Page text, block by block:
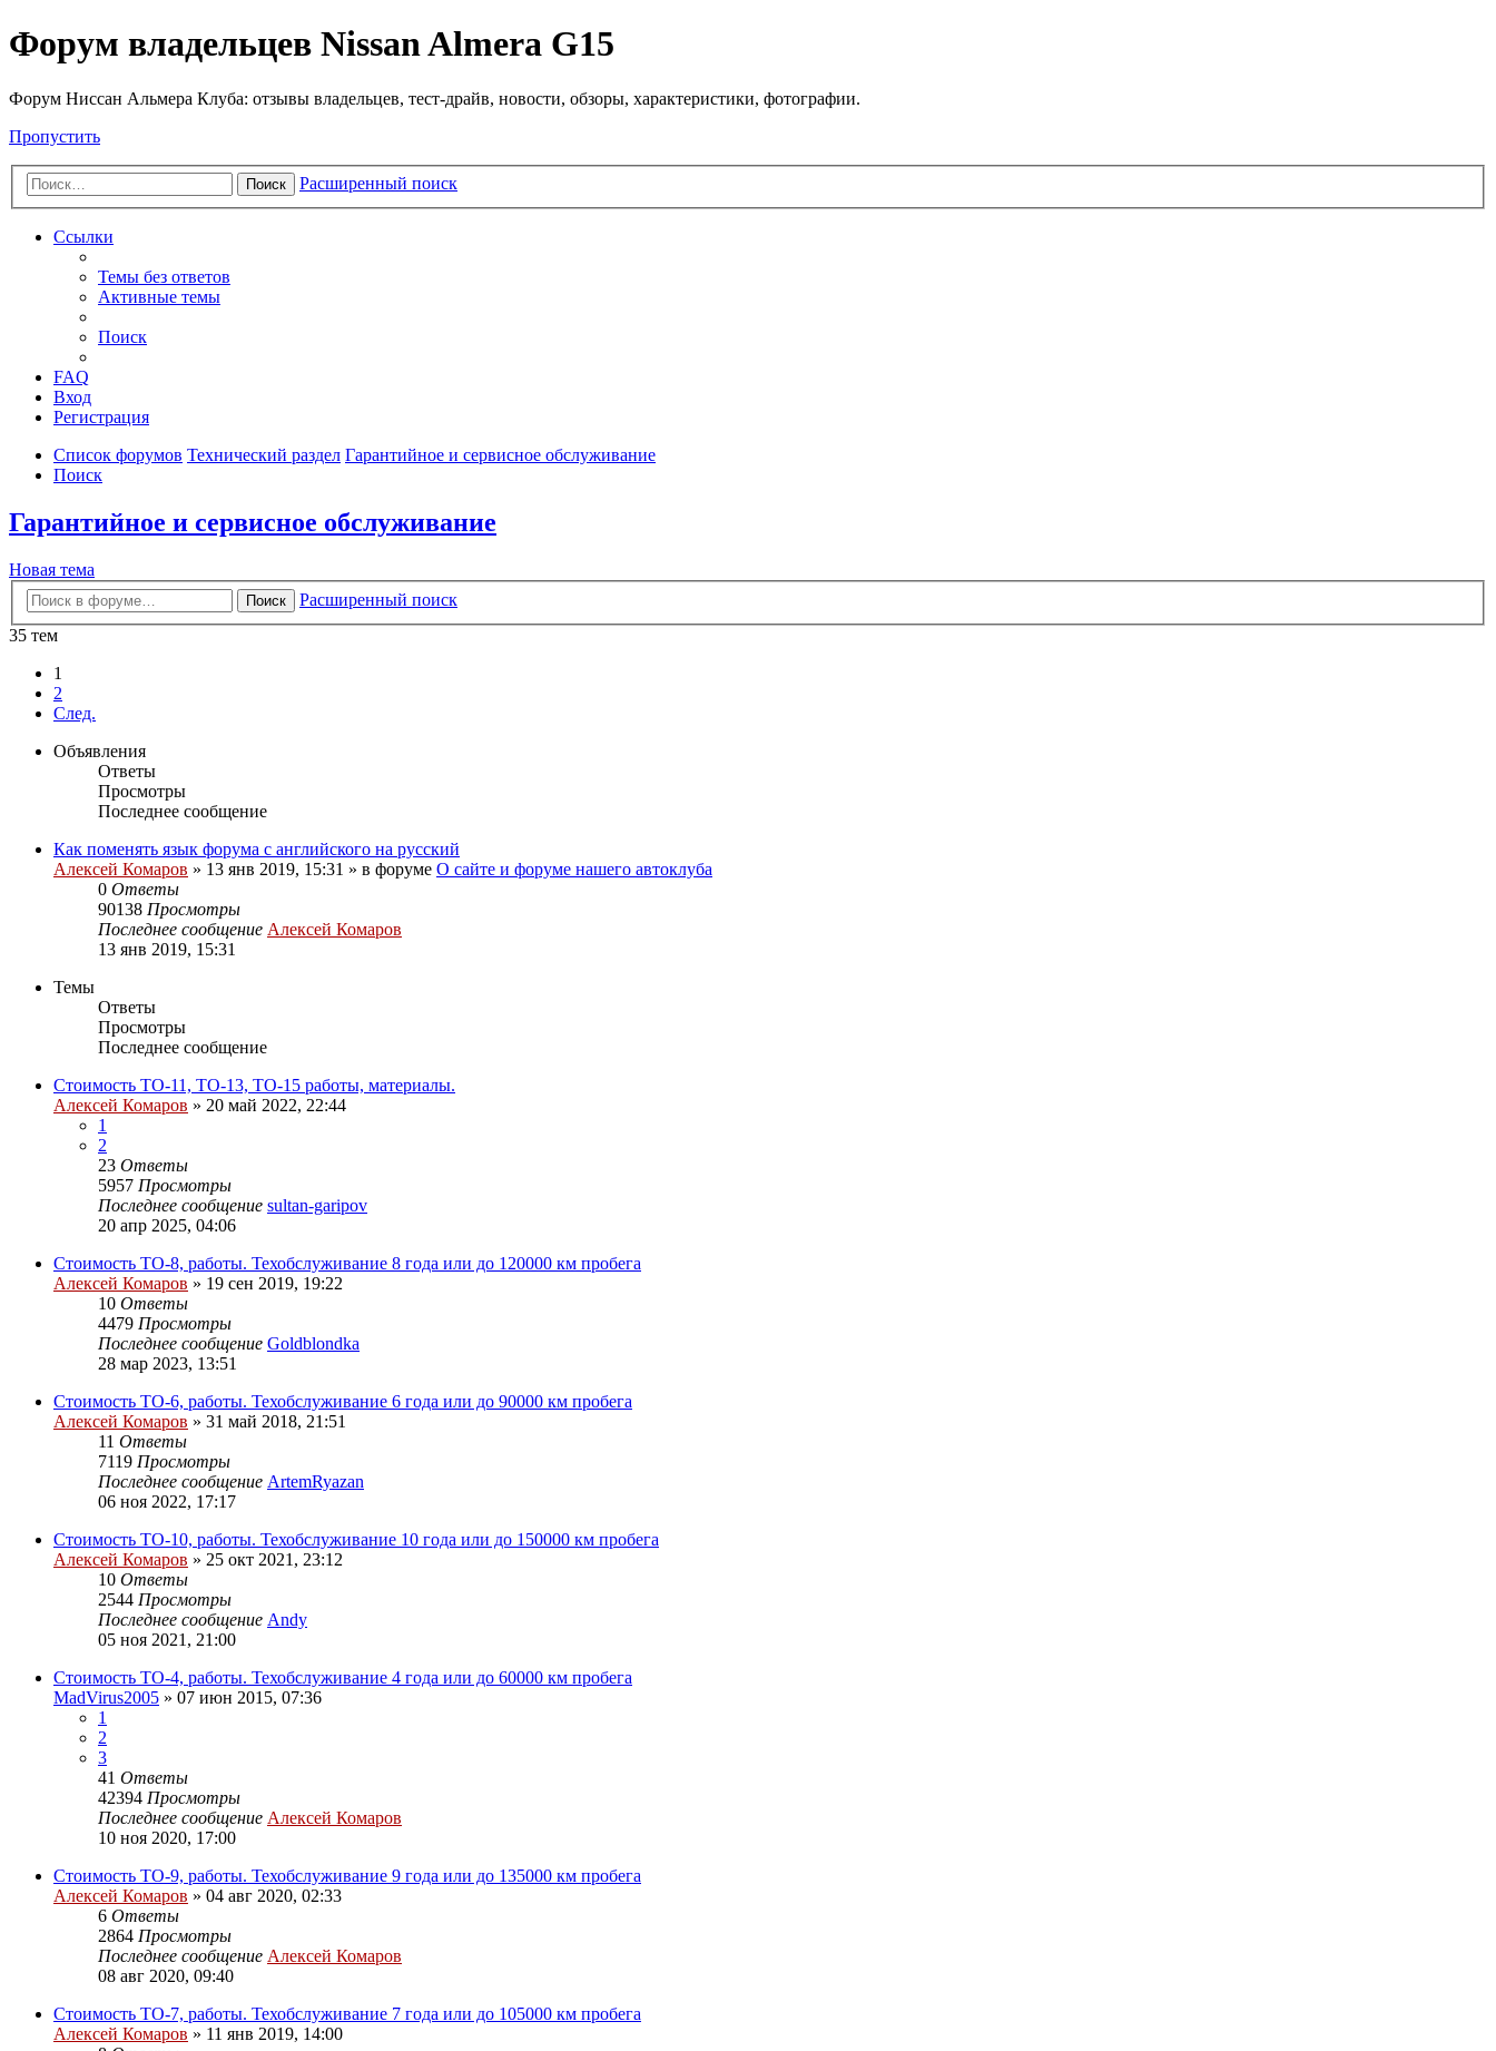
Форум владельцев Nissan Almera G15
Форум Ниссан Альмера Клуба: отзывы владельцев, тест-драйв, новости, обзоры, характеристики, фотографии.
Пропустить
Поиск Расширенный поиск
Ссылки
Темы без ответов
Активные темы
Поиск
FAQ
Вход
Регистрация
Список форумов Технический раздел Гарантийное и сервисное обслуживание
Поиск
Гарантийное и сервисное обслуживание
Новая тема
Поиск
Расширенный поиск
35 тем
1
2
След.
Объявления
Ответы
Просмотры
Последнее сообщение
Как поменять язык форума с английского на русский
Алексей Комаров » 13 янв 2019, 15:31 » в форуме О сайте и форуме нашего автоклуба
0 Ответы
90138 Просмотры
Последнее сообщение Алексей Комаров
13 янв 2019, 15:31
Темы
Ответы
Просмотры
Последнее сообщение
Стоимость ТО-11, ТО-13, ТО-15 работы, материалы.
Алексей Комаров » 20 май 2022, 22:44
1
2
23 Ответы
5957 Просмотры
Последнее сообщение sultan-garipov
20 апр 2025, 04:06
Стоимость ТО-8, работы. Техобслуживание 8 года или до 120000 км пробега
Алексей Комаров » 19 сен 2019, 19:22
10 Ответы
4479 Просмотры
Последнее сообщение Goldblondka
28 мар 2023, 13:51
Стоимость ТО-6, работы. Техобслуживание 6 года или до 90000 км пробега
Алексей Комаров » 31 май 2018, 21:51
11 Ответы
7119 Просмотры
Последнее сообщение ArtemRyazan
06 ноя 2022, 17:17
Стоимость ТО-10, работы. Техобслуживание 10 года или до 150000 км пробега
Алексей Комаров » 25 окт 2021, 23:12
10 Ответы
2544 Просмотры
Последнее сообщение Andy
05 ноя 2021, 21:00
Стоимость ТО-4, работы. Техобслуживание 4 года или до 60000 км пробега
MadVirus2005 » 07 июн 2015, 07:36
1
2
3
41 Ответы
42394 Просмотры
Последнее сообщение Алексей Комаров
10 ноя 2020, 17:00
Стоимость ТО-9, работы. Техобслуживание 9 года или до 135000 км пробега
Алексей Комаров » 04 авг 2020, 02:33
6 Ответы
2864 Просмотры
Последнее сообщение Алексей Комаров
08 авг 2020, 09:40
Стоимость ТО-7, работы. Техобслуживание 7 года или до 105000 км пробега
Алексей Комаров » 11 янв 2019, 14:00